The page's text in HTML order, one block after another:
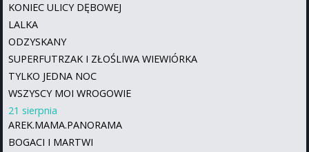
KONIEC ULICY DĘBOWEJ
LALKA
ODZYSKANY
SUPERFUTRZAK I ZŁOŚLIWA WIEWIÓRKA
TYLKO JEDNA NOC
WSZYSCY MOI WROGOWIE
21 sierpnia
AREK.MAMA.PANORAMA
BOGACI I MARTWI